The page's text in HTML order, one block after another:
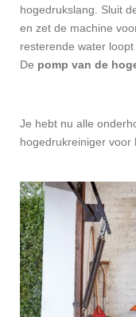
hogedrukslang. Sluit
en zet de machine
resterende water
De pomp van de
Je hebt nu alle
hogedrukreiniger voor